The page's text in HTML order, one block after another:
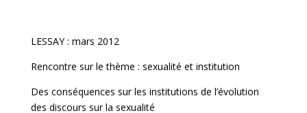
LESSAY : mars 2012
Rencontre sur le thème : sexualité et institution
Des conséquences sur les institutions de l’évolution
des discours sur la sexualité